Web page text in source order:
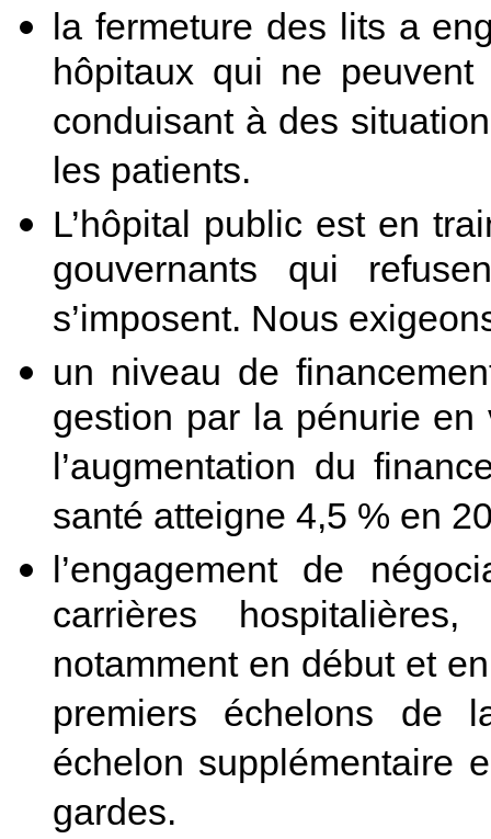
la fermeture des lits a
hôpitaux qui ne peuvent
conduisant à des
les patients.
L’hôpital public est en
gouvernants qui
s’imposent. Nous
un niveau de
gestion par la pénurie
l’augmentation du
santé atteigne 4,5 % en
l’engagement de
carrières
notamment en début et
premiers échelons de
échelon supplémentaire
gardes.